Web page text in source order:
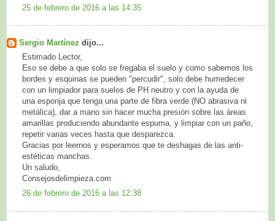
25 de febrero de 2016 a las 14:35
Sergio Martínez dijo...
Estimado Lector,
Eso se debe a que solo se fregaba el suelo y como sabemos los
bordes y esquinas se pueden "percudir", solo debe humedecer
con un limpiador para suelos de PH neutro y con la ayuda de
una esponja que tenga una parte de fibra verde (NO abrasiva ni
metálica), dar a mano sin hacer mucha presión sobre las áreas
amarillas produciendo abundante espuma, y limpiar con un paño,
repetir varias veces hasta que desparezca.
Gracias por leernos y esperamos que te deshagas de las anti-
estéticas manchas.
Un saludo,
Consejosdelimpieza.com
26 de febrero de 2016 a las 12:38